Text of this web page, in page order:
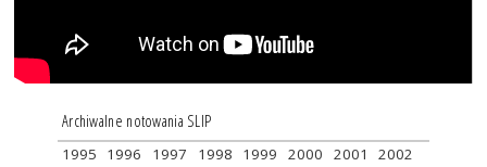
Archiwalne notowania SLIP
1995 1996 1997 1998 1999 2000 2001
2002